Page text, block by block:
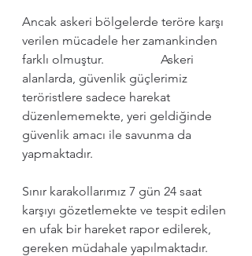
Ancak askeri bölgelerde teröre karşı
verilen mücadele her zamankinden
farklı olmuştur.                  Askeri
alanlarda, güvenlik güçlerimiz
teröristlere sadece harekat
düzenlememekte, yeri geldiğinde
güvenlik amacı ile savunma da
yapmaktadır.
Sınır karakollarımız 7 gün 24 saat
karşıyı gözetlemekte ve tespit edilen
en ufak bir hareket rapor edilerek,
gereken müdahale yapılmaktadır.